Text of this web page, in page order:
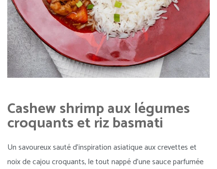
Cashew shrimp aux légumes
croquants et riz basmati
Un savoureux sauté d’inspiration asiatique aux crevettes et
noix de cajou croquants, le tout nappé d’une sauce parfumée